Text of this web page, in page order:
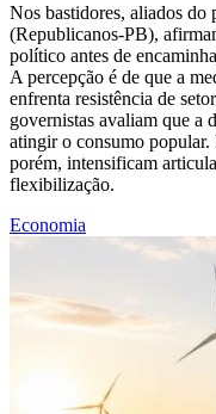
Nos bastidores, aliados do
(Republicanos-PB),
político antes de
A percepção é de que a
enfrenta resistência de
governistas avaliam que a
atingir o consumo popular.
porém, intensificam
flexibilização.
Economia